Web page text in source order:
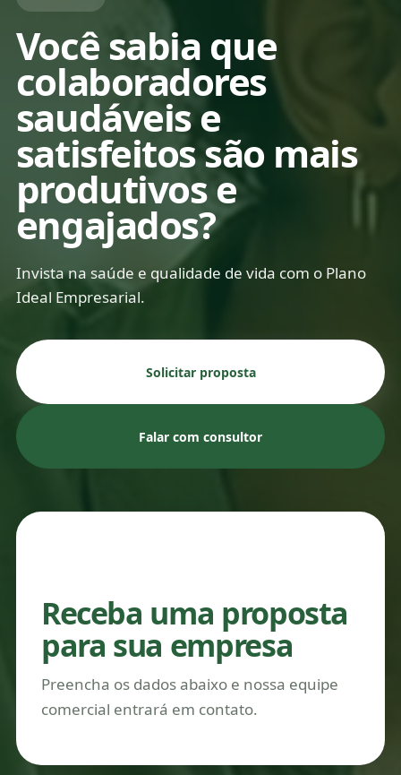
Você sabia que
colaboradores
saudáveis e
satisfeitos são mais
produtivos e
engajados?
Invista na saúde e qualidade de vida com o Plano
Ideal Empresarial.
Solicitar proposta
Falar com consultor
Receba uma proposta
para sua empresa
Preencha os dados abaixo e nossa equipe
comercial entrará em contato.